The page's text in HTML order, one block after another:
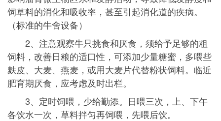
饲草料的消化和吸收率，甚至引起消化道的疾病。
（标准的牛舍设备）
2、注意观察牛只挑食和厌食，须给予足够的粗
饲料，改善日粮的适口性，可添加少量糖蜜，多喂些
麸皮、大麦、燕麦，或用大麦片代替粉状饲料。临近
肥育期厌食，应考虑及时出栏。
3、定时饲喂，少给勤添。日喂三次，上、下午
各饮水一次，草料拌匀再饲喂，先喂后饮。